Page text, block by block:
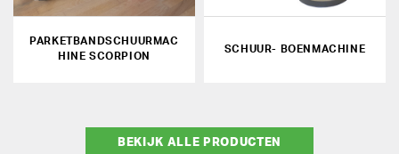
PARKETBANDSCHUURMAC
HINE SCORPION
SCHUUR- BOENMACHINE
BEKIJK ALLE PRODUCTEN